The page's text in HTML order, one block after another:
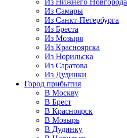
Из Нижнего Новгорода
Из Самары
Из Санкт-Петербурга
Из Бреста
Из Мозыря
Из Красноярска
Из Норильска
Из Саратова
Из Дудинки
Город прибытия
В Москву
В Брест
В Красноярск
В Мозырь
В Дудинку